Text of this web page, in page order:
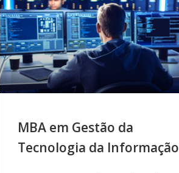
MBA em Gestão da
Tecnologia da Informação